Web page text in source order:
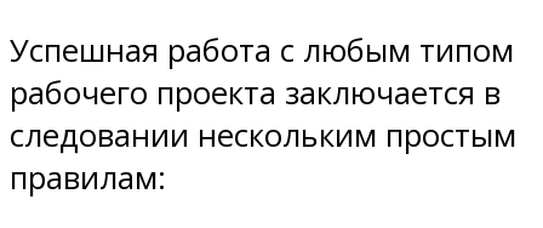
Успешная работа с любым типом
рабочего проекта заключается в
следовании нескольким простым
правилам: